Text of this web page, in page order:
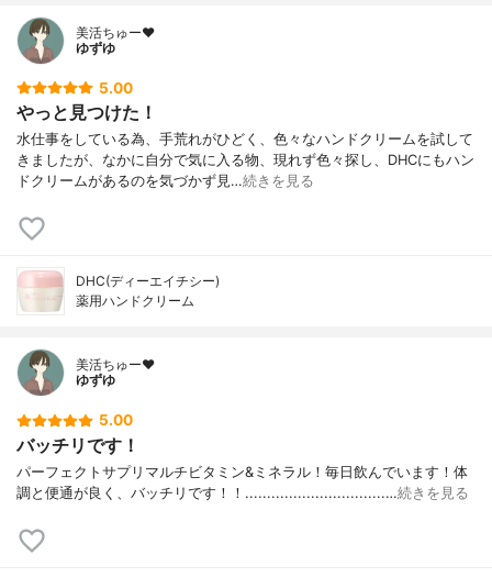
美活ちゅー❤️
ゆずゆ
5.00
やっと見つけた！
水仕事をしている為、手荒れがひどく、色々なハンドクリームを試して
きましたが、なかに自分で気に入る物、現れず色々探し、DHCにもハン
ドクリームがあるのを気づかず見…続きを見る
DHC(ディーエイチシー)
薬用ハンドクリーム
美活ちゅー❤️
ゆずゆ
5.00
バッチリです！
パーフェクトサプリマルチビタミン&ミネラル！毎日飲んでいます！体
調と便通が良く、バッチリです！！................................…続きを見る